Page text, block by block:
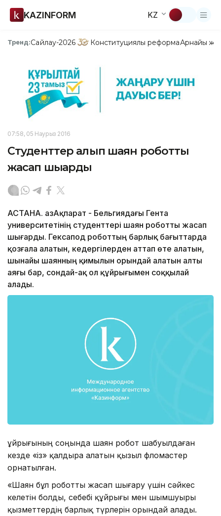
KAZINFORM KZ
Тренд:Сайлау-2026 Конституциялық реформаАрнайы
07:58, 05 Наурыз 2016
Студенттер алып шаян роботты
жасап шығарды
АСТАНА. ҚазАқпарат - Бельгиядағы Гента
университетінің студенттері шаян роботты жасап
шығарды. Гексапод роботтың барлық бағыттарда
қозғала алатын, кедергілерден аттап өте алатын,
шынайы шаянның қимылын орындай алатын алты
аяғы бар, сондай-ақ ол құйрығымен соққылай
алады.
Құйрығының соңында шаян робот шабуылдаған
кезде «із» қалдыра алатын қызыл фломастер
орнатылған.
«Шаян бұл роботты жасап шығару үшін сәйкес
келетін болды, себебі құйрығы мен шымшуыры
қызметтердің барлық түрлерін орындай алады.